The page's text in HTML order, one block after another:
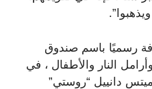
رسميًا باسم صندوق
النار والأطفال ، في
ميتس دانييل “روستي”